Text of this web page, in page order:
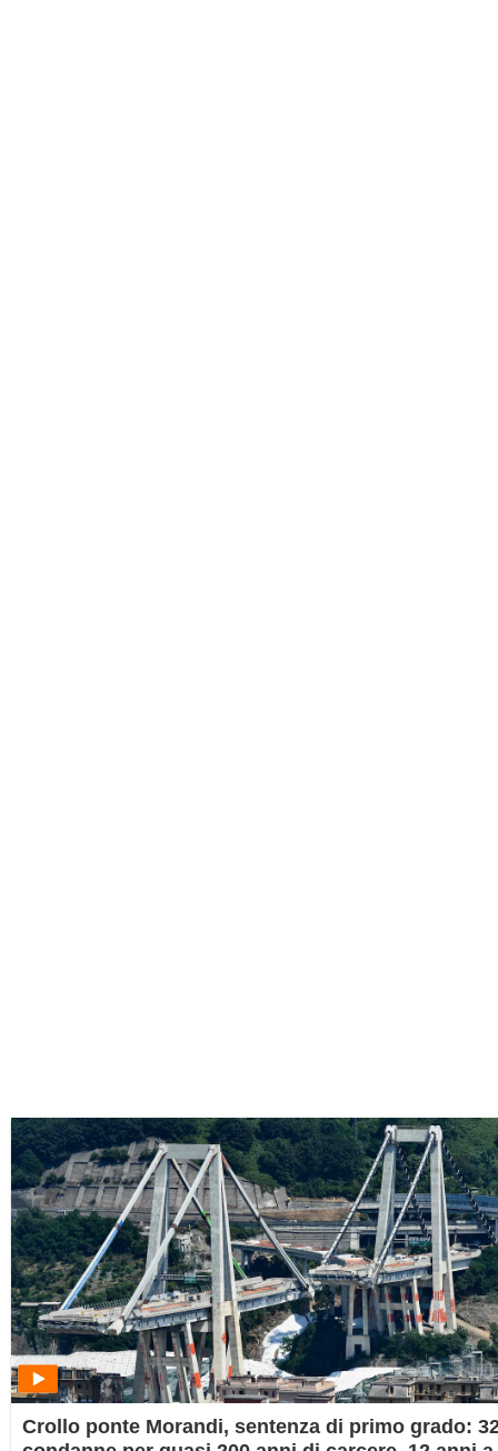
Crollo ponte Morandi, sentenza di primo grado: